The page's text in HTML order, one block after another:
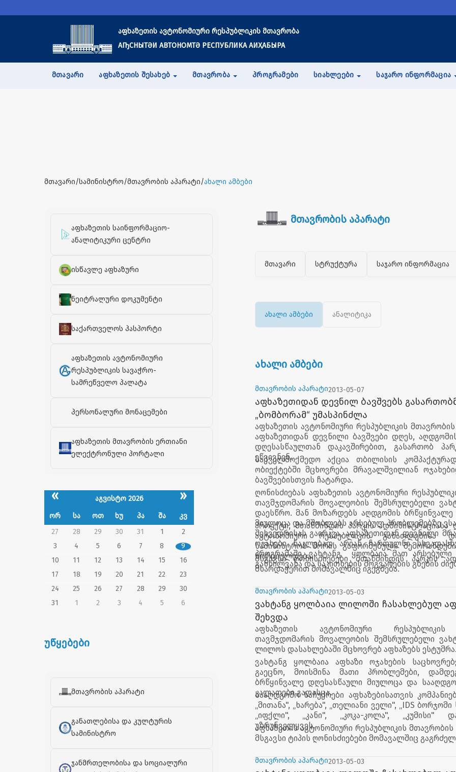
აფხაზეთის ავტონომიური რესპუბლიკის მთავრობა
АҦСНЫТӘИ АВТОНОМТӘ РЕСПУБЛИКА АИҲАБЫРА
ᲛᲗᲐᲕᲐᲠᲘ ᲐᲤᲮᲐᲖᲔᲗᲘᲡ ᲨᲔᲡᲐᲮᲔᲑ ᲛᲗᲐᲕᲠᲝᲑᲐ ᲞᲠᲝᲒᲠᲐᲛᲔᲑᲘ ᲡᲘᲐᲮᲚᲔᲔᲑᲘ ᲡᲐᲯᲐᲠᲝ ᲘᲜᲤᲝᲠᲛᲐᲪᲘᲐ
მთავარი/სამინისტრო/მთავრობის აპარატი/ახალი ამბები
აფხაზეთის საინფორმაციო-
ანალიტიკური ცენტრი
ისწავლე აფხაზური
ნეიტრალური დოკუმენტი
საქართველოს პასპორტი
აფხაზეთის ავტონომიური
რესპუბლიკის სავაჭრო-
სამრეწველო პალატა
პერსონალური მონაცემები
აფხაზეთის მთავრობის ერთიანი
ელექტრონული პორტალი
« აგვისტო 2026 »
ორ სა ოთ ხუ პა შა
კვ
27
28 29 30 31 1
2
3
4 5 6 7 8
9
10
11 12 13 14 15
16
17
18 19 20 21 22
23
24
25 26 27 28 29
30
31
1 2 3 4 5 6
უწყებები
მთავრობის აპარატი
განათლებისა და კულტურის
სამინისტრო
ჯანმრთელობისა და სოციალური
მთავრობის აპარატი
მთავარი სტრუქტურა საჯარო ინფორმაცია
ახალი ამბები ანალიტიკა
ახალი ამბები
მთავრობის აპარატი2013-05-07
აფხაზეთიდან დევნილ ბავშვებს
„ბომბორამ“ უმასპინძლა
აფხაზეთის ავტონომიური რესპუბლიკის
აფხაზეთიდან დევნილი ბავშვები დღეს,
დღესასწაულთან დაკავშირებით, გასართობ
ეწვივნენ.
საქველმოქმედო აქცია თბილისის
ობიექტებში მცხოვრები მრავალშვილიან
ბავშვებისთვის ჩატარდა.
ღონისძიებას აფხაზეთის ავტონომიური
თავმჯდომარის მოვალეობის შემსრულებელი
დაესწრო. მან მოზარდებს აღდგომის
მიულოცა და მშობლებს არსებულ პრობლემებზე
შეხვედრისას გაირკვა, აფხაზეთიდან დევნილი
ოჯახები ნაკლებად არიან ჩართულნი
პროგრამაში. ვახტანგ ყოლბაია მათ არსებული
განხილვასა და საკითხების მოგვარების გზების
პროექტი, მთაწმინდის პარკის ადმინისტრაციასა
ავტონომიური რესპუბლიკის განათლებისა
სამინისტროს შორის გაფორმებული
ხორციელდება.
მსგავსი ღონისძიებები მთაწმინდის პარკის
მხარდაჭერით მომავალშიც იგეგმება.
მთავრობის აპარატი2013-05-03
ვახტანგ ყოლბაია ლილოში ჩასახლებულ
შეხვდა
აფხაზეთის ავტონომიური რესპუბლიკის
თავმჯდომარის მოვალეობის შემსრულებელი
ლილოს დასახლებაში მცხოვრებ აფხაზებს ესტუმრა.
ვახტანგ ყოლბაია აფხაზი ოჯახების
გაეცნო, მოისმინა მათი პრობლემები,
ბრწყინვალე დღესასწაული მიულოცა და
კალათები გადასცა.
სააღდგომო საჩუქრები აფხაზებისათვის
„მითანა", „ხარება", „თელიანი ველი", „IDS
„იფქლი", „კანი", „კოკა-კოლა", „კუმისი"
უზრუნველყვეს.
აფხაზეთის ავტონომიური რესპუბლიკის
მსგავსი ტიპის ღონისძიებები მომავალშიც
მთავრობის აპარატი2013-05-03